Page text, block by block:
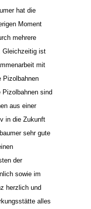
hat die
Moment
mehrere
Gleichzeitig ist
mit
Pizolbahnen
sind
aus einer
in die Zukunft
sehr gute
der
sowie im
herzlich und
alles